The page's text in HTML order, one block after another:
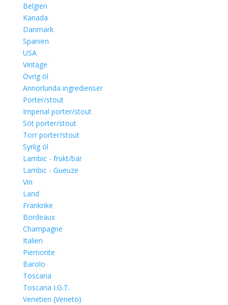
Belgien
Kanada
Danmark
Spanien
USA
Vintage
Övrig öl
Annorlunda ingredienser
Porter/stout
Imperial porter/stout
Söt porter/stout
Torr porter/stout
Syrlig öl
Lambic - frukt/bär
Lambic - Gueuze
Vin
Land
Frankrike
Bordeaux
Champagne
Italien
Piemonte
Barolo
Toscana
Toscana I.G.T.
Venetien (Veneto)